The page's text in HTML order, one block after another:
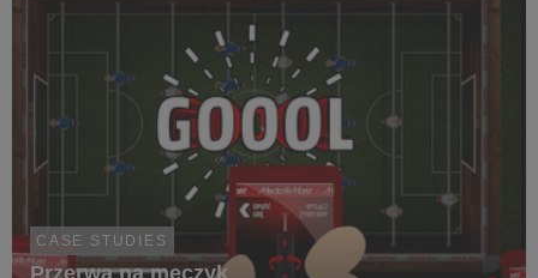
CASE STUDIES
Przerwa na meczyk